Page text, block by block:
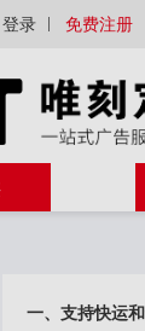
登录 免费注册
一、支持快运